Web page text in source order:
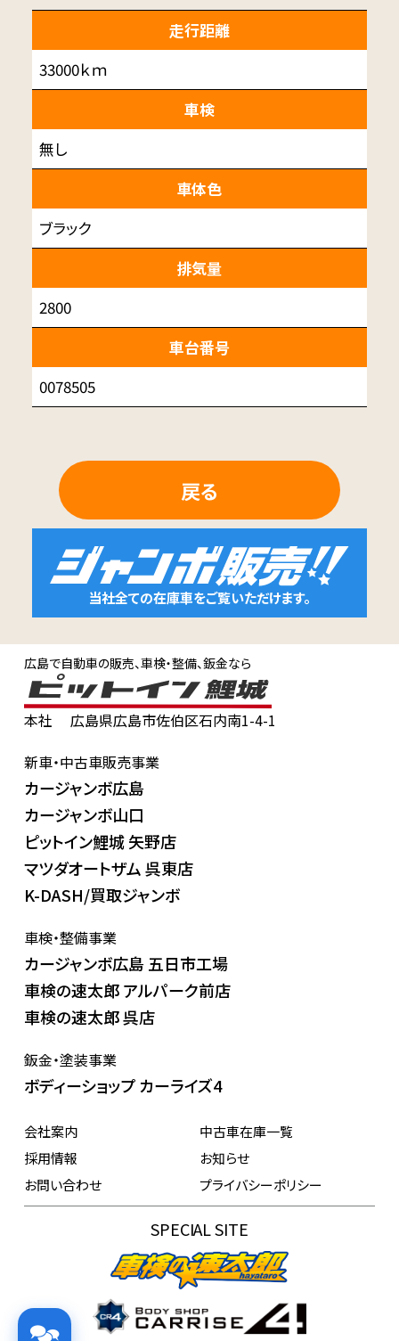
走行距離
33000ｋｍ
車検
無し
車体色
ブラック
排気量
2800
車台番号
0078505
戻る
当社全ての在庫車をご覧いただけます。
広島で自動車の販売、車検・整備、鈑金なら
本社
広島県広島市佐伯区石内南1-4-1
新車・中古車販売事業
カージャンボ広島
カージャンボ山口
ピットイン鯉城 矢野店
マツダオートザム 呉東店
K-DASH/買取ジャンボ
車検・整備事業
カージャンボ広島 五日市工場
車検の速太郎 アルパーク前店
車検の速太郎 呉店
鈑金・塗装事業
ボディーショップ カーライズ4
会社案内
中古車在庫一覧
採用情報
お知らせ
お問い合わせ
プライバシーポリシー
SPECIAL SITE